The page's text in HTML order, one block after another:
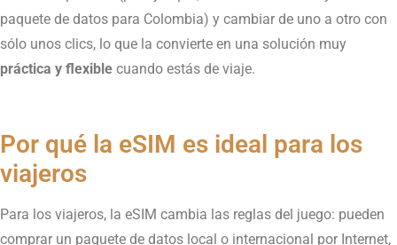
paquete de datos para Colombia) y cambiar de uno a otro con
sólo unos clics, lo que la convierte en una solución muy
práctica y flexible cuando estás de viaje.
Por qué la eSIM es ideal para los
viajeros
Para los viajeros, la eSIM cambia las reglas del juego: pueden
comprar un paquete de datos local o internacional por Internet,